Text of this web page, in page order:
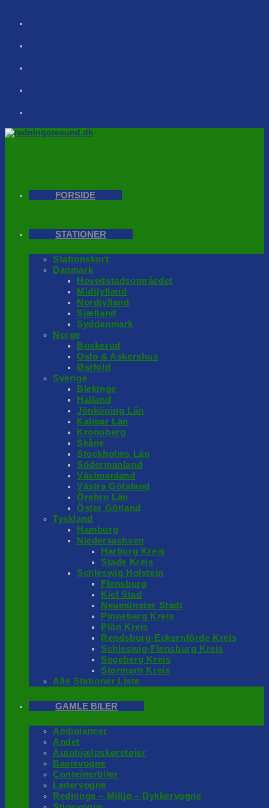
FORSIDE
STATIONER
Stationskort
Danmark
Hovedstadsområedet
Midtjylland
Nordjylland
Sjælland
Syddanmark
Norge
Buskerud
Oslo & Askershus
Østfold
Sverige
Blekinge
Halland
Jönköping Län
Kalmar Län
Kronoberg
Skåne
Stockholms Län
Södermanland
Västmanland
Västra Götaland
Örebro Län
Öster Götland
Tyskland
Hamburg
Niedersachsen
Harburg Kreis
Stade Kreis
Schleswig Holstein
Flensburg
Kiel Stad
Neumünster Stadt
Pinneberg Kreis
Plön Kreis
Rendsburg-Eckernförde Kreis
Schleswig-Flensburg Kreis
Segeberg Kreis
Stormarn Kreis
Alle Stationer Liste
GAMLE BILER
Ambulancer
Andet
Autohjælpskøretøjer
Basisvogne
Conteinerbiler
Ledervogne
Rednings – Milijø – Dykkervogne